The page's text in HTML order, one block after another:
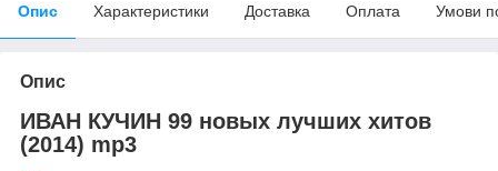
Опис Характеристики Доставка Оплата Умови
Опис
ИВАН КУЧИН 99 новых лучших хитов
(2014) mp3